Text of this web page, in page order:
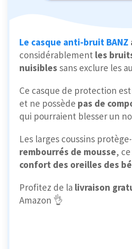
Le casque anti-bruit BANZ
considérablement les
nuisibles sans exclure les
Ce casque de protection est
et ne possède pas de
qui pourraient blesser un
Les larges coussins
rembourrés de mousse,
confort des oreilles des
Profitez de la livraison
Amazon 👌